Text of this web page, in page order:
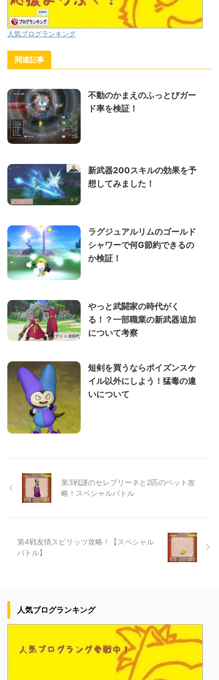
人気ブログランキング
関連記事
不動のかまえのふっとびガー
ド率を検証！
新武器200スキルの効果を予
想してみました！
ラグジュアルリムのゴールド
シャワーで何G節約できるの
か検証！
やっと武闘家の時代がく
る！？一部職業の新武器追加
について考察
短剣を買うならポイズンスケ
イル以外にしよう！猛毒の違
いについて
第3戦謎のセレブリーネと2匹のペット攻
略！スペシャルバトル
第4戦友情スピリッツ攻略！【スペシャル
バトル】
人気ブログランキング